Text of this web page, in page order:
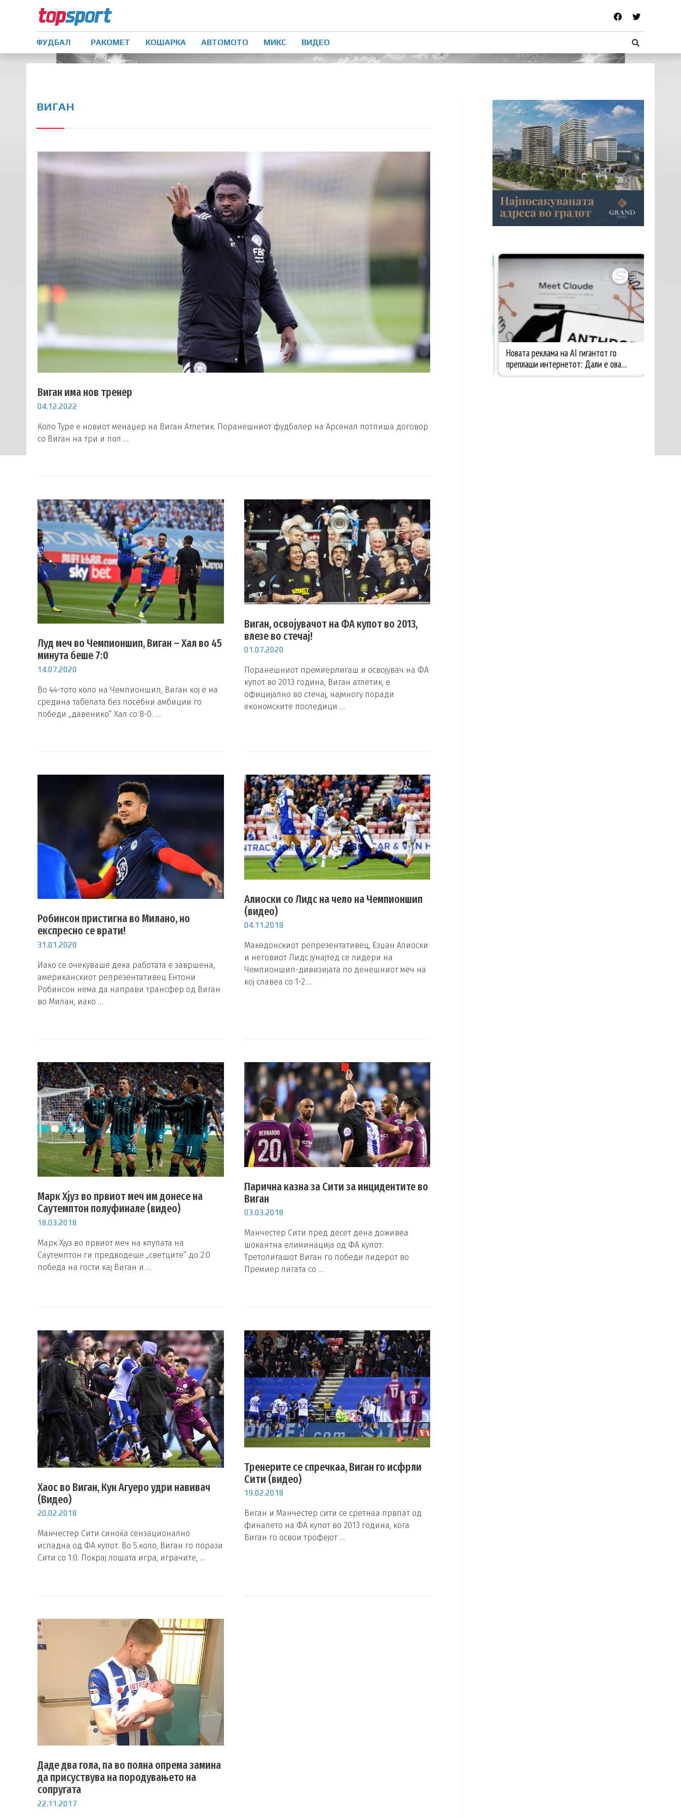
ФУДБАЛ РАКОМЕТ КОШАРКА АВТОМОТО МИКС ВИДЕО
ВИГАН
Виган има нов тренер
04.12.2022
Коло Туре е новиот менаџер на Виган Атлетик. Поранешниот фудбалер на Арсенал потпиша договор
со Виган на три и пол …
Луд меч во Чемпионшип, Виган – Хал во 45
минута беше 7:0
14.07.2020
Во 44-тото коло на Чемпионшип, Виган кој е на
средина табелата без посебни амбиции го
победи „давенико“ Хал со 8-0. …
Виган, освојувачот на ФА купот во 2013,
влезе во стечај!
01.07.2020
Поранешниот премиерлигаш и освојувач на ФА
купот во 2013 година, Виган атлетик, е
официјално во стечај, најмногу поради
економските последици …
Робинсон пристигна во Милано, но
експресно се врати!
31.01.2020
Иако се очекуваше дека работата е завршена,
американскиот репрезентативец Ентони
Робинсон нема да направи трансфер од Виган
во Милан, иако …
Алиоски со Лидс на чело на Чемпионшип
(видео)
04.11.2018
Македонскиот репрезентативец, Езџан Алиоски
и неговиот Лидс јунајтед се лидери на
Чемпионшип-дивизијата по денешниот меч на
кој славеа со 1-2 …
Марк Хјуз во првиот меч им донесе на
Саутемптон полуфинале (видео)
18.03.2018
Марк Хјуз во првиот меч на клупата на
Саутемптон ги предводеше „светците“ до 2:0
победа на гости кај Виган и …
Парична казна за Сити за инцидентите во
Виган
03.03.2018
Манчестер Сити пред десет дена доживеа
шокантна елиминација од ФА купот.
Третолигашот Виган го победи лидерот во
Премиер лигата со …
Хаос во Виган, Кун Агуеро удри навивач
(Видео)
20.02.2018
Манчестер Сити синоќа сензационално
испадна од ФА купот. Во 5.коло, Виган го порази
Сити со 1:0. Покрај лошата игра, играчите, …
Тренерите се спречкаа, Виган го исфрли
Сити (видео)
19.02.2018
Виган и Манчестер сити се сретнаа првпат од
финалето на ФА купот во 2013 година, кога
Виган го освои трофејот …
Даде два гола, па во полна опрема замина
да присуствува на породувањето на
сопругата
22.11.2017